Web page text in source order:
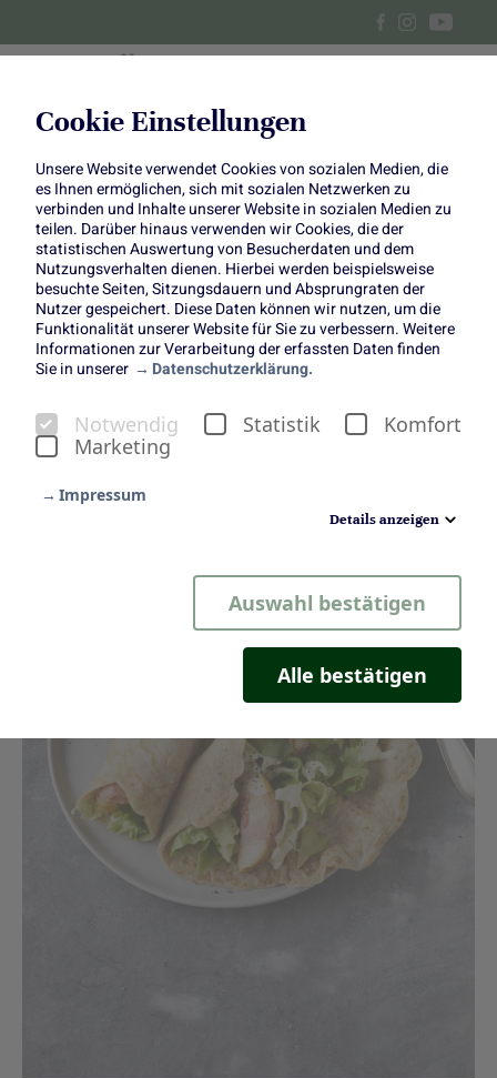
Cookie Einstellungen
Unsere Website verwendet Cookies von sozialen Medien, die
es Ihnen ermöglichen, sich mit sozialen Netzwerken zu
verbinden und Inhalte unserer Website in sozialen Medien zu
teilen. Darüber hinaus verwenden wir Cookies, die der
statistischen Auswertung von Besucherdaten und dem
Nutzungsverhalten dienen. Hierbei werden beispielsweise
besuchte Seiten, Sitzungsdauern und Absprungraten der
Nutzer gespeichert. Diese Daten können wir nutzen, um die
Funktionalität unserer Website für Sie zu verbessern. Weitere
Informationen zur Verarbeitung der erfassten Daten finden
Sie in unserer
Datenschutzerklärung.
Notwendig Statistik
Komfort
Marketing
Impressum
Details anzeigen
Auswahl bestätigen
Alle bestätigen
Roggenpfannkuchen mit
Birnen und Speck
Copyright:Einfach Hausgemacht